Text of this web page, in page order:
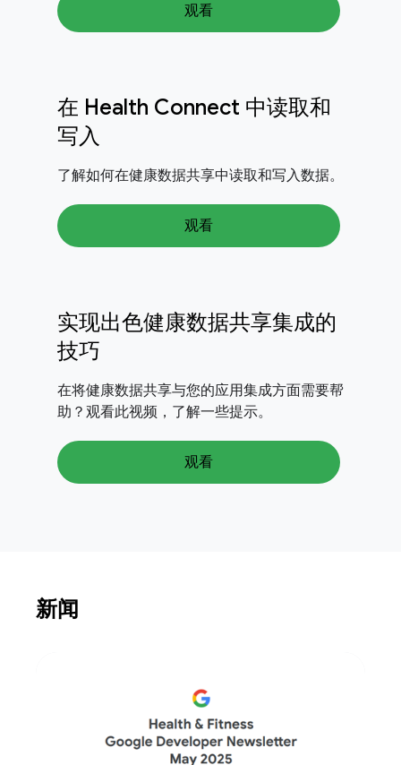
观看
在 Health Connect 中读取和
写入
了解如何在健康数据共享中读取和写入数据。
观看
实现出色健康数据共享集成的
技巧
在将健康数据共享与您的应用集成方面需要帮
助？观看此视频，了解一些提示。
观看
新闻